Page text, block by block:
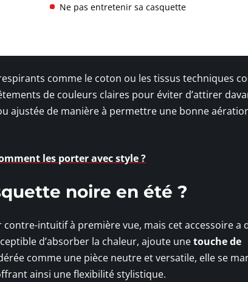
Ne pas entretenir sa casquette
comme le coton ou les tissus techniques
de couleurs claires pour éviter d’attirer
ajustée de manière à permettre une bonne
les porter avec style ?
noire en été ?
intuitif à première vue, mais cet accessoire a
d’absorber la chaleur, ajoute unetouche de
comme une pièce neutre et versatile, elle se
ainsi une flexibilité stylistique.